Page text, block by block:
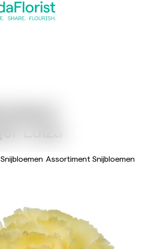
Snijbloemen Assortiment Snijbloemen